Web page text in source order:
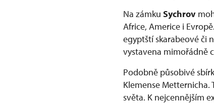
Na zámku Sychrov
Africe, Americe i
egyptští skarabeové či
vystavena mimořádně
Podobně působivé
Klemense
světa. K nejcennějším